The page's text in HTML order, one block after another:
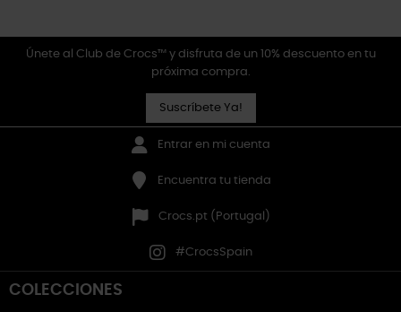
Únete al Club de Crocs™ y disfruta de un 10% descuento en tu
próxima compra.
Suscríbete Ya!
Entrar en mi cuenta
Encuentra tu tienda
Crocs.pt (Portugal)
#CrocsSpain
COLECCIONES